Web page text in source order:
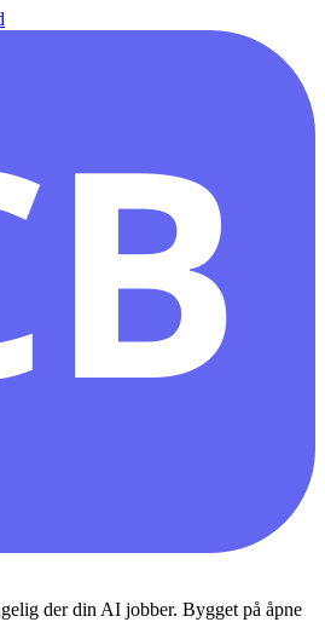
der din AI jobber. Bygget på åpne